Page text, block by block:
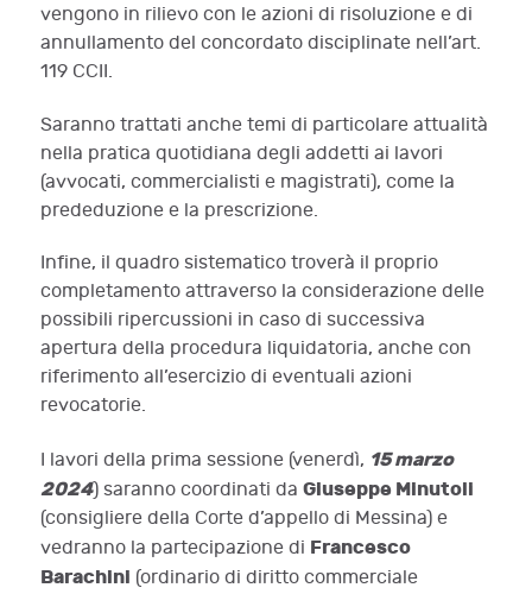
vengono in rilievo con le azioni di risoluzione e di
annullamento del concordato disciplinate nell’art.
119 CCII.
Saranno trattati anche temi di particolare attualità
nella pratica quotidiana degli addetti ai lavori
(avvocati, commercialisti e magistrati), come la
prededuzione e la prescrizione.
Infine, il quadro sistematico troverà il proprio
completamento attraverso la considerazione delle
possibili ripercussioni in caso di successiva
apertura della procedura liquidatoria, anche con
riferimento all’esercizio di eventuali azioni
revocatorie.
I lavori della prima sessione (venerdì, 15 marzo
2024) saranno coordinati da Giuseppe Minutoli
(consigliere della Corte d’appello di Messina) e
vedranno la partecipazione di Francesco
Barachini (ordinario di diritto commerciale